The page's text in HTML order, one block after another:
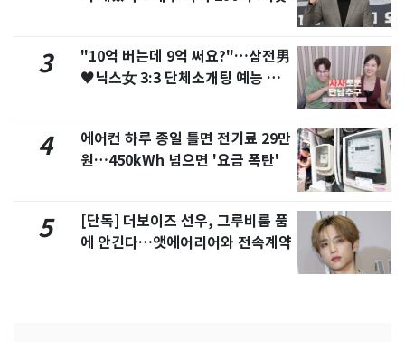
3
"10억 버는데 9억 써요?"…삼전男
♥닉스女 3:3 단체소개팅 예능 화
4
에어컨 하루 종일 틀면 전기료 29만
원…450kWh 넘으면 '요금 폭탄'
5
[단독] 더보이즈 선우, 그루비룸 품
에 안긴다…앳에어리어와 전속계약